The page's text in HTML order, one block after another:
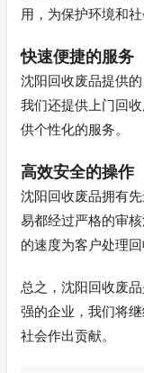
用，为保护环境和社
快速便捷的服务
沈阳回收废品提供
我们还提供上门回
供个性化的服务。
高效安全的操作
沈阳回收废品拥有
易都经过严格的审
的速度为客户处理回
总之，沈阳回收废
强的企业，我们将
社会作出贡献。